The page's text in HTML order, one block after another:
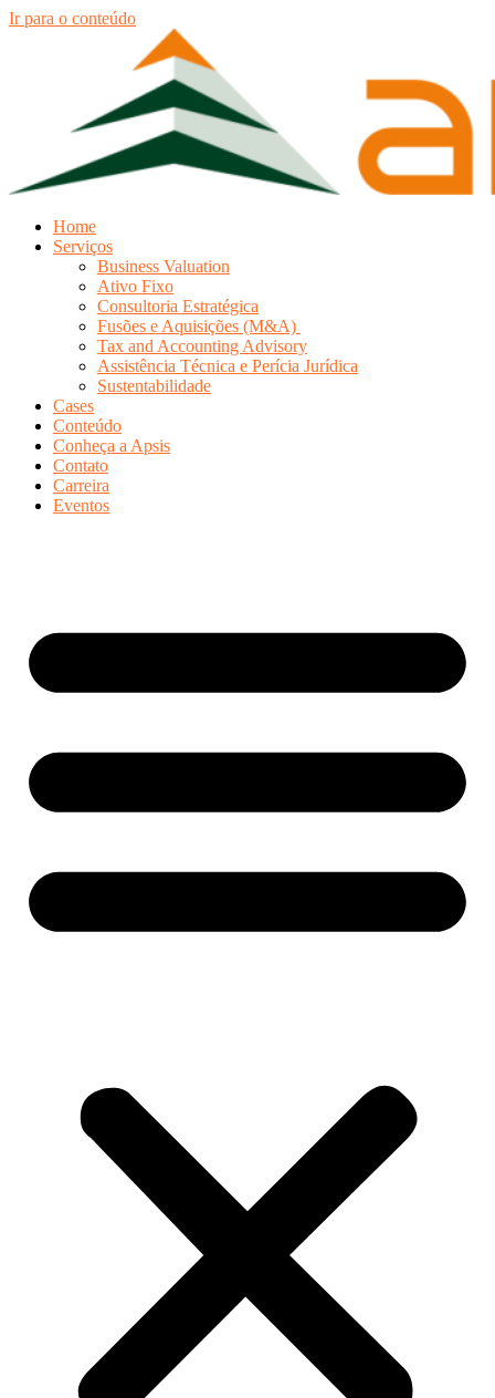
Ir para o conteúdo
Home
Serviços
Business Valuation
Ativo Fixo
Consultoria Estratégica
Fusões e Aquisições (M&A)
Tax and Accounting Advisory
Assistência Técnica e Perícia Jurídica
Sustentabilidade
Cases
Conteúdo
Conheça a Apsis
Contato
Carreira
Eventos